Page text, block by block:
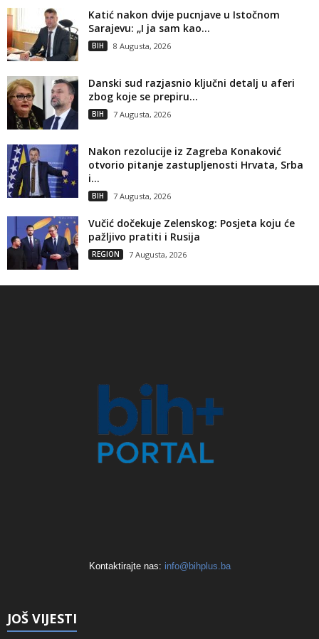
Katić nakon dvije pucnjave u Istočnom
Sarajevu: „I ja sam kao...
BIH 8 Augusta, 2026
Danski sud razjasnio ključni detalj u aferi
zbog koje se prepiru...
BIH 7 Augusta, 2026
Nakon rezolucije iz Zagreba Konaković
otvorio pitanje zastupljenosti Hrvata, Srba
i...
BIH 7 Augusta, 2026
Vučić dočekuje Zelenskog: Posjeta koju će
pažljivo pratiti i Rusija
REGION 7 Augusta, 2026
Kontaktirajte nas: info@bihplus.ba
JOŠ VIJESTI